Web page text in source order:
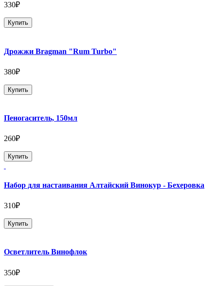
330₽
Купить
Дрожжи Bragman "Rum Turbo"
380₽
Купить
Пеногаситель, 150мл
260₽
Купить
Набор для настаивания Алтайский Винокур - Бехеровка
310₽
Купить
Осветлитель Винофлок
350₽